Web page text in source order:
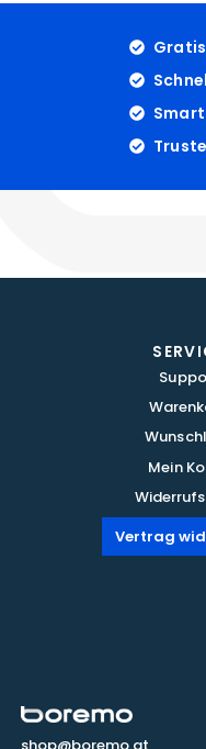
Mein
Vertrag